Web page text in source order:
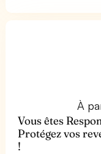
À
Vous êtes
Protégez vos
!